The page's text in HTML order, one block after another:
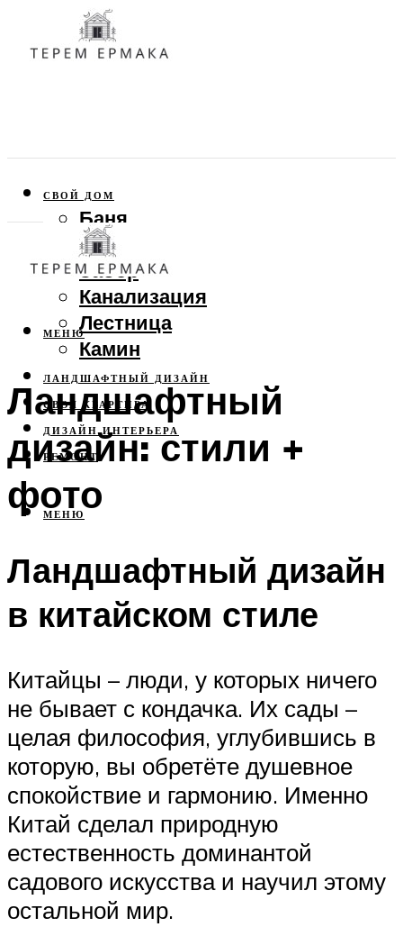
СВОЙ ДОМ
Баня
Веранда
Забор
Канализация
Лестница
Камин
ЛАНДШАФТНЫЙ ДИЗАЙН
СВОЯ КВАРТИРА
ДИЗАЙН ИНТЕРЬЕРА
РЕМОНТ
МЕНЮ
МЕНЮ
Ландшафтный
дизайн: стили +
фото
Ландшафтный дизайн
в китайском стиле
Китайцы – люди, у которых ничего
не бывает с кондачка. Их сады –
целая философия, углубившись в
которую, вы обретёте душевное
спокойствие и гармонию. Именно
Китай сделал природную
естественность доминантой
садового искусства и научил этому
остальной мир.